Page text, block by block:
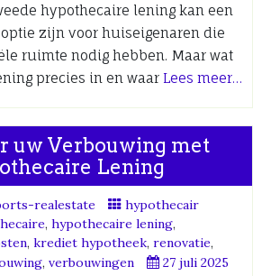
hypothecaire lening kan een
zijn voor huiseigenaren die
ruimte nodig hebben. Maar wat
precies in en waar Lees meer…
uw Verbouwing met
Lening
realestate
hypothecair
, hypothecaire lening,
, krediet hypotheek, renovatie,
, verbouwingen 27 juli 2025